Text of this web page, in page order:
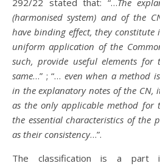
292/22 stated that: “…The
(harmonised system) and of the
have binding effect, they constitute
uniform application of the
such, provide useful elements
same…” ; “… even when a method
in the explanatory notes of the CN,
as the only applicable method for
the essential characteristics of the
as their consistency…”.
The classification is a part